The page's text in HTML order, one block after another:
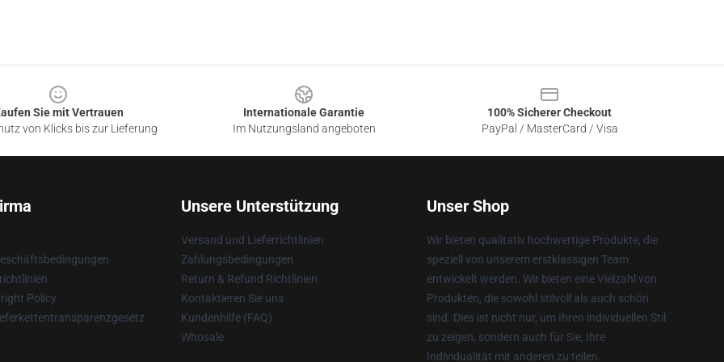
Sie mit Vertrauen
von Klicks bis zur Lieferung
Internationale Garantie
Im Nutzungsland angeboten
100% Sicherer Checkout
PayPal / MasterCard / Visa
Policy
Unsere Unterstützung
Versand und Lieferrichtlinien
Zahlungsbedingungen
Return & Refund Richtlinien
Kontaktieren Sie uns
Kundenhilfe (FAQ)
Whosale
Unser Shop
Wir bieten qualitativ hochwertige Produkte, die
speziell von unserem erstklassigen Team
entwickelt werden. Wir bieten eine Vielzahl von
Produkten, die sowohl stilvoll als auch schön
sind. Dies ist nicht nur, um Ihren individuellen Stil
zu zeigen, sondern auch für Sie, Ihre
Individualität mit anderen zu teilen.